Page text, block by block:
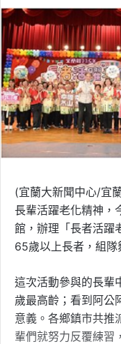
(宜蘭大新聞中心/宜
長輩活躍老化精神，
館，辦理「長者活躍
65歲以上長者，組隊
這次活動參與的長輩
歲最高齡；看到阿公
意義。各鄉鎮市共推
輩們就努力反覆練習